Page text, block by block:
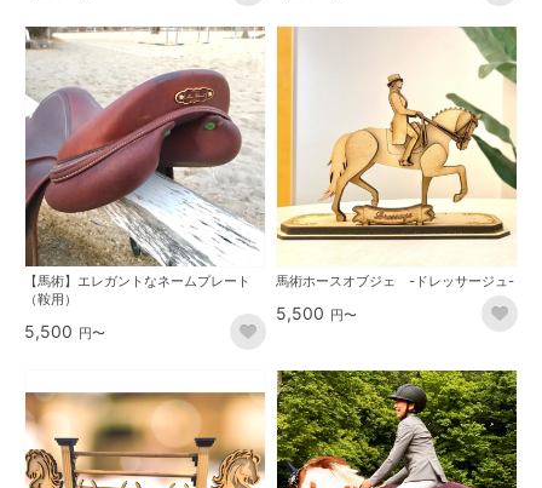
【馬術】エレガントなネームプレート
（鞍用）
5,500 円〜
馬術ホースオブジェ -ドレッサージュ-
5,500 円〜